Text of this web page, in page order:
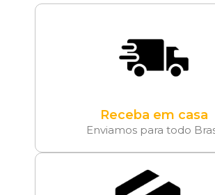
Receba em casa
Enviamos para todo